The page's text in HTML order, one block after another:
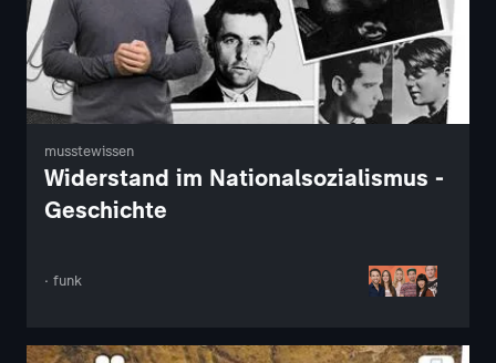
musstewissen
Widerstand im Nationalsozialismus -
Geschichte
· funk